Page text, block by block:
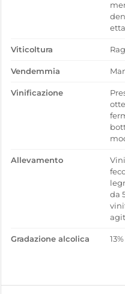
Viticoltura
Vendemmia
Vinificazione
Allevamento
da
Gradazione alcolica 13%